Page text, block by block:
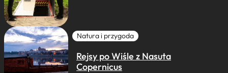
Natura i przygoda
Rejsy po Wiśle z Nasuta
Copernicus